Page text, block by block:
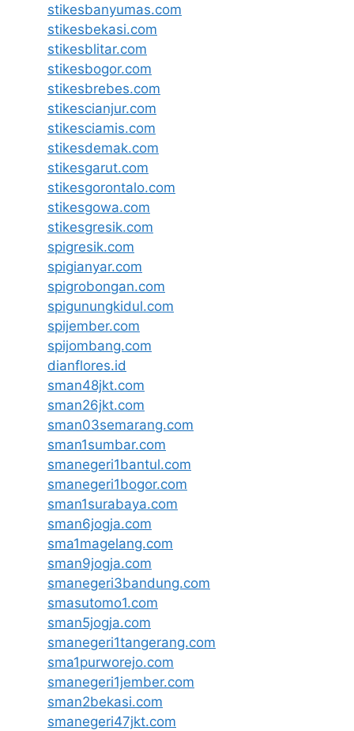
stikesbanyumas.com
stikesbekasi.com
stikesblitar.com
stikesbogor.com
stikesbrebes.com
stikescianjur.com
stikesciamis.com
stikesdemak.com
stikesgarut.com
stikesgorontalo.com
stikesgowa.com
stikesgresik.com
spigresik.com
spigianyar.com
spigrobongan.com
spigunungkidul.com
spijember.com
spijombang.com
dianflores.id
sman48jkt.com
sman26jkt.com
sman03semarang.com
sman1sumbar.com
smanegeri1bantul.com
smanegeri1bogor.com
sman1surabaya.com
sman6jogja.com
sma1magelang.com
sman9jogja.com
smanegeri3bandung.com
smasutomo1.com
sman5jogja.com
smanegeri1tangerang.com
sma1purworejo.com
smanegeri1jember.com
sman2bekasi.com
smanegeri47jkt.com